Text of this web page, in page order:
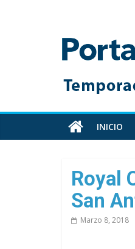
Toda
información
cruceros
en
un
sitio
INICIO
Royal
San
Marzo 8, 2018